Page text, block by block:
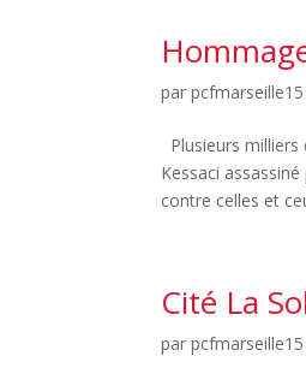
parpcfmarseille15
Plusieurs
Kessaci
contre celles et
Cité La
parpcfmarseille15